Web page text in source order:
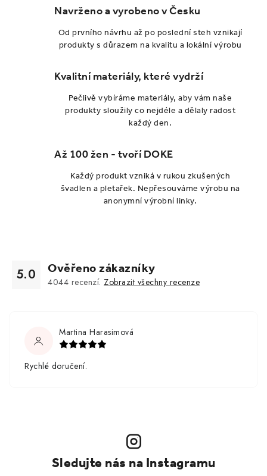
Navrženo a vyrobeno v Česku
Od prvního návrhu až po poslední steh vznikají
produkty s důrazem na kvalitu a lokální výrobu
Kvalitní materiály, které vydrží
Pečlivě vybíráme materiály, aby vám naše
produkty sloužily co nejdéle a dělaly radost
každý den.
Až 100 žen - tvoří DOKE
Každý produkt vzniká v rukou zkušených
švadlen a pletařek. Nepřesouváme výrobu na
anonymní výrobní linky.
5.0 Ověřeno zákazníky
4044 recenzí. Zobrazit všechny recenze
Martina Harasimová
Rychlé doručení.
Sledujte nás na Instagramu